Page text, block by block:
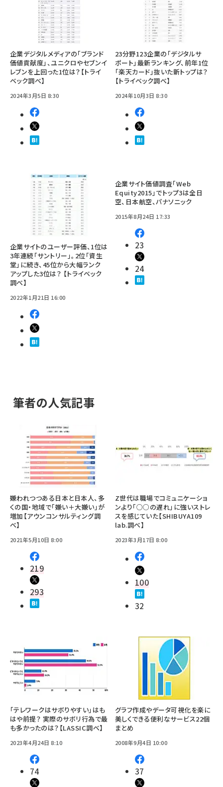
企業デジタルメディアの「ブランド
価値貢献度」、ユニクロやセブンイ
レブンを上回った1位は？【トライ
ベック調べ】
2024年3月5日 8:30
23分野123企業の「デジタルサ
ポート」最新ランキング、前年1位
「楽天カード」抜いた新トップは？
【トライベック調べ】
2024年10月3日 8:30
企業サイトのユーザー評価、1位は
3年連続「サントリー」。2位「資生
堂」に続き、45位から大幅ランク
アップした3位は？ 【トライベック
調べ】
2022年1月21日 16:00
企業サイト価値調査「Web
Equity2015」でトップ3は全日
空、日本航空、パナソニック
2015年8月24日 17:33
23
24
筆者の人気記事
嫌われつつある日本と日本人、多
くの国・地域で「嫌い＋大嫌い」が
増加【アウンコンサルティング調
べ】
2021年5月10日 8:00
219
293
Z世代は職場でコミュニケーショ
ンより「○○の遅れ」に強いストレ
スを感じていた【SHIBUYA109
lab.調べ】
2023年3月17日 8:00
100
32
「テレワークはサボりやすい」はも
はや前提？ 実際のサボリ行為で最
も多かったのは？【LASSIC調べ】
2023年4月24日 8:10
74
グラフ作成やデータ可視化を楽に
美しくできる便利なサービス22個
まとめ
2008年9月4日 10:00
37